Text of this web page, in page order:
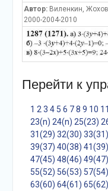
Автор:Виленкин,
2000-2004-2010
Перейти к
1 2 3 4 5 6 7 8 9 10 11
23(n) 24(n) 25(23)
31(29) 32(30) 33(31)
39(37) 40(38) 41(39)
47(45) 48(46) 49(47)
55(52) 56(53) 57(54)
63(60) 64(61) 65(62)